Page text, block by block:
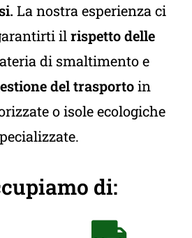
La nostra esperienza ci
ilrispetto delle
di smaltimento e
del trasportoin
o isole ecologiche
di: